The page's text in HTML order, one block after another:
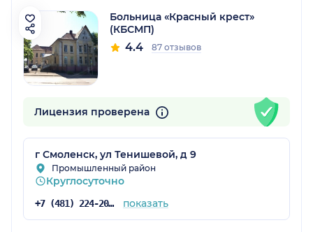
Больница «Красный крест»
(КБСМП)
4.4 87 отзывов
Лицензия проверена
г Смоленск, ул Тенишевой, д 9
Промышленный район
Круглосуточно
+7 (481) 224-20-00 показать